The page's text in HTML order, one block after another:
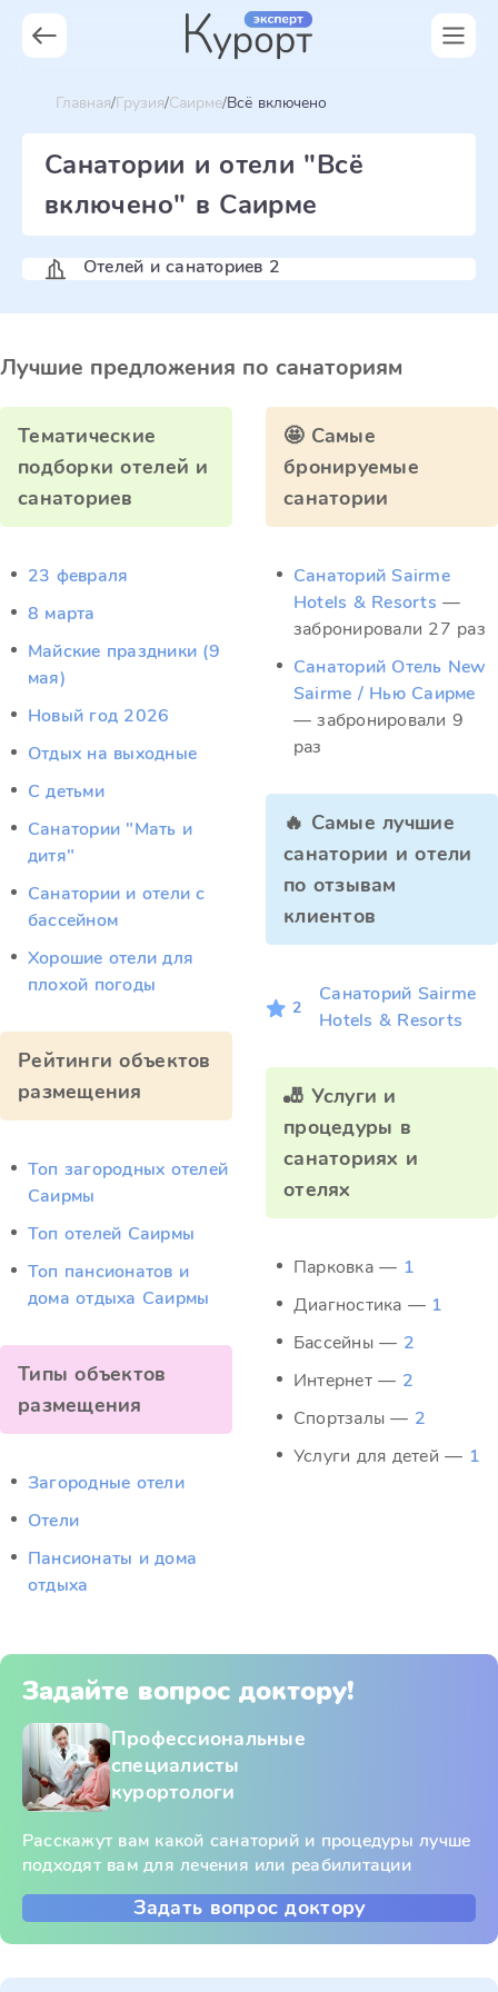
Главная Грузия Саирме Всё включено
Санатории и отели "Всё
включено" в Саирме
Отелей и санаториев 2
Лучшие предложения по санаториям
Тематические
подборки отелей и
санаториев
23 февраля
8 марта
Майские праздники (9
мая)
Новый год 2026
Отдых на выходные
С детьми
Санатории "Мать и
дитя"
Санатории и отели с
бассейном
Хорошие отели для
плохой погоды
Рейтинги объектов
размещения
Топ загородных отелей
Саирмы
Топ отелей Саирмы
Топ пансионатов и
дома отдыха Саирмы
Типы объектов
размещения
Загородные отели
Отели
Пансионаты и дома
отдыха
🤩 Самые
бронируемые
санатории
Санаторий Sairme
Hotels & Resorts —
забронировали 27 раз
Санаторий Отель New
Sairme / Нью Саирме
— забронировали 9
раз
🔥 Самые лучшие
санатории и отели
по отзывам
клиентов
2
Санаторий Sairme
Hotels & Resorts
🎳 Услуги и
процедуры в
санаториях и
отелях
Парковка — 1
Диагностика — 1
Бассейны — 2
Интернет — 2
Спортзалы — 2
Услуги для детей — 1
Задайте вопрос доктору!
Профессиональные
специалисты
курортологи
Расскажут вам какой санаторий и процедуры лучше
подходят вам для лечения или реабилитации
Задать вопрос доктору